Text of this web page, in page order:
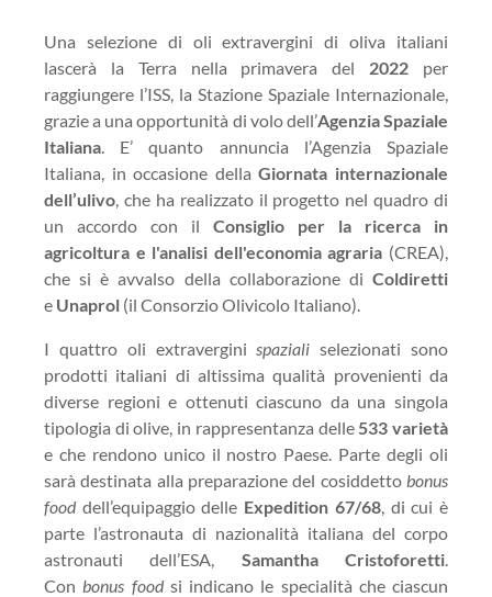
Una selezione di oli extravergini di oliva italiani
lascerà la Terra nella primavera del 2022 per
raggiungere l’ISS, la Stazione Spaziale Internazionale,
grazie a una opportunità di volo dell’Agenzia Spaziale
Italiana. E’ quanto annuncia l’Agenzia Spaziale
Italiana, in occasione dellaGiornata internazionale
dell’ulivo, che ha realizzato il progetto nel quadro di
un accordo con il Consiglio per la ricerca in
agricoltura e l'analisi dell'economia agraria (CREA),
che si è avvalso della collaborazione di Coldiretti
e Unaprol (il Consorzio Olivicolo Italiano).
I quattro oli extraverginispaziali selezionati sono
prodotti italiani di altissima qualità provenienti da
diverse regioni e ottenuti ciascuno da una singola
tipologia di olive, in rappresentanza delle 533 varietà
e che rendono unico il nostro Paese. Parte degli oli
sarà destinata alla preparazione del cosiddetto bonus
fooddell’equipaggio delle Expedition 67/68, di cui è
parte l’astronauta di nazionalità italiana del corpo
astronauti dell’ESA, Samantha Cristoforetti.
Conbonus foodsi indicano le specialità che ciascun